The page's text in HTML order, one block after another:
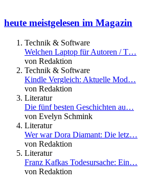
heute meistgelesen im Magazin
Technik & Software
Welchen Laptop für Autoren / T…
von Redaktion
Technik & Software
Kindle Vergleich: Aktuelle Mod…
von Redaktion
Literatur
Die fünf besten Geschichten au…
von Evelyn Schmink
Literatur
Wer war Dora Diamant: Die letz…
von Redaktion
Literatur
Franz Kafkas Todesursache: Ein…
von Redaktion